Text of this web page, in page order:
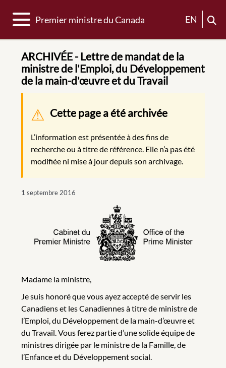
Basculer la navigation
Premier ministre du Canada EN
ARCHIVÉE - Lettre de mandat de la
ministre de l'Emploi, du Développement
de la main-d'œuvre et du Travail
Message d'avertissement
Cette page a été archivée
L’information est présentée à des fins de
recherche ou à titre de référence. Elle n’a pas été
modifiée ni mise à jour depuis son archivage.
1 septembre 2016
Madame la ministre,
Je suis honoré que vous ayez accepté de servir les
Canadiens et les Canadiennes à titre de ministre de
l’Emploi, du Développement de la main-d’œuvre et
du Travail. Vous ferez partie d’une solide équipe de
ministres dirigée par le ministre de la Famille, de
l’Enfance et du Développement social.